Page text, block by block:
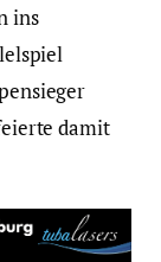
ins
damit